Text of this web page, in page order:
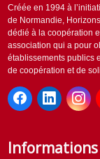
Créée en 1994 à
de Normandie,
dédié à la coopération
association qui a pour
établissements publics
de coopération et de